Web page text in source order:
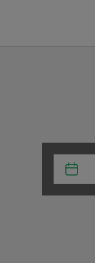
Reserva em Aqua Village
